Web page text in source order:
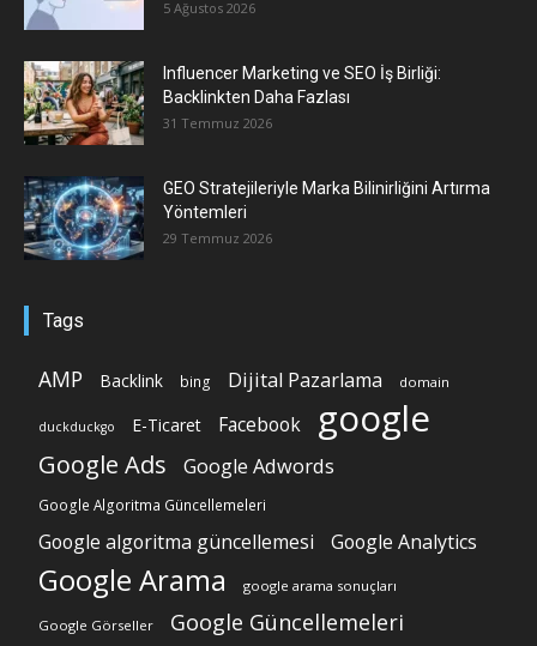
5 Ağustos 2026
Influencer Marketing ve SEO İş Birliği:
Backlinkten Daha Fazlası
31 Temmuz 2026
GEO Stratejileriyle Marka Bilinirliğini Artırma
Yöntemleri
29 Temmuz 2026
Tags
AMP Backlink bing Dijital Pazarlama domain
duckduckgo E-Ticaret Facebook google
Google Ads Google Adwords
Google Algoritma Güncellemeleri
Google algoritma güncellemesi Google Analytics
Google Arama google arama sonuçları
Google Görseller Google Güncellemeleri